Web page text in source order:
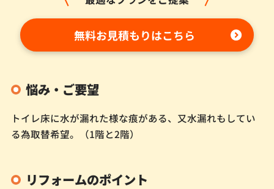
無料お見積もりはこちら
悩み・ご要望
トイレ床に水が漏れた様な痕がある、又水漏れもしてい
る為取替希望。（1階と2階）
リフォームのポイント